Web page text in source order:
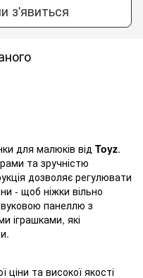
з'явиться
для малюків від Toyz.
та зручністю
дозволяє регулювати
- щоб ніжки вільно
панеллю з
іграшками, які
ціни та високої якості